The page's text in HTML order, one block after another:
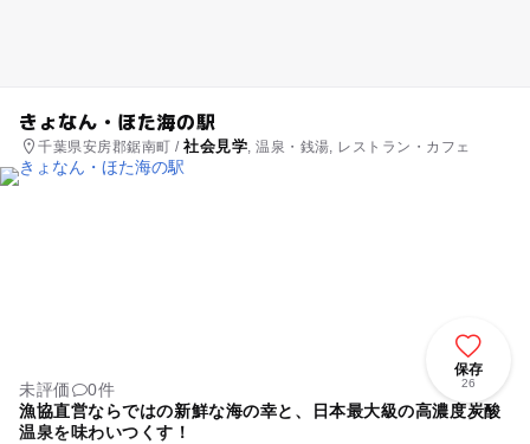
きょなん・ほた海の駅
千葉県安房郡鋸南町 /社会見学, 温泉・銭湯, レストラン・カフェ
保存
26
未評価
0件
漁協直営ならではの新鮮な海の幸と、日本最大級の高濃度炭酸
温泉を味わいつくす！